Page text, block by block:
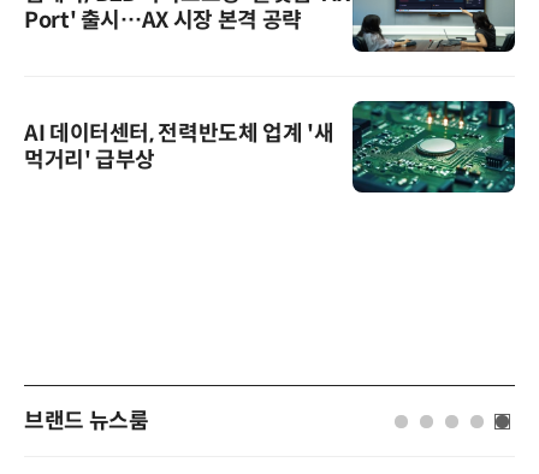
Port' 출시…AX 시장 본격 공략
AI 데이터센터, 전력반도체 업계 '새
먹거리' 급부상
브랜드 뉴스룸